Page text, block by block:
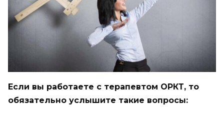
Если вы работаете с терапевтом ОРКТ, то
обязательно услышите такие вопросы: